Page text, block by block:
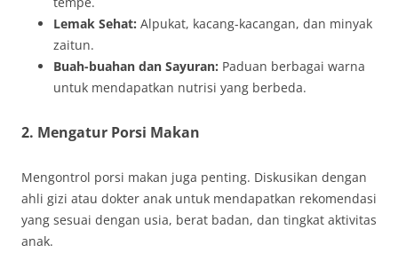
Lemak Sehat: Alpukat, kacang-kacangan, dan minyak
zaitun.
Buah-buahan dan Sayuran: Paduan berbagai warna
untuk mendapatkan nutrisi yang berbeda.
2. Mengatur Porsi Makan
Mengontrol porsi makan juga penting. Diskusikan dengan
ahli gizi atau dokter anak untuk mendapatkan rekomendasi
yang sesuai dengan usia, berat badan, dan tingkat aktivitas
anak.